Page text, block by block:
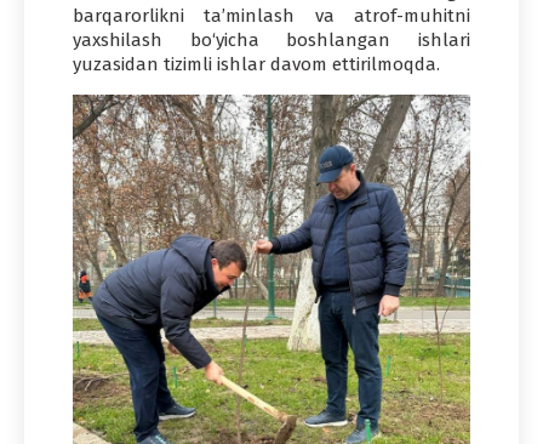
barqarorlikni ta’minlash va atrof-muhitni
yaxshilash bo‘yicha boshlangan ishlari
yuzasidan tizimli ishlar davom ettirilmoqda.